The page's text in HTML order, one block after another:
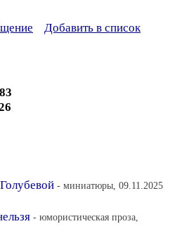
Добавить в список
- миниатюры, 09.11.2025
- юмористическая проза,